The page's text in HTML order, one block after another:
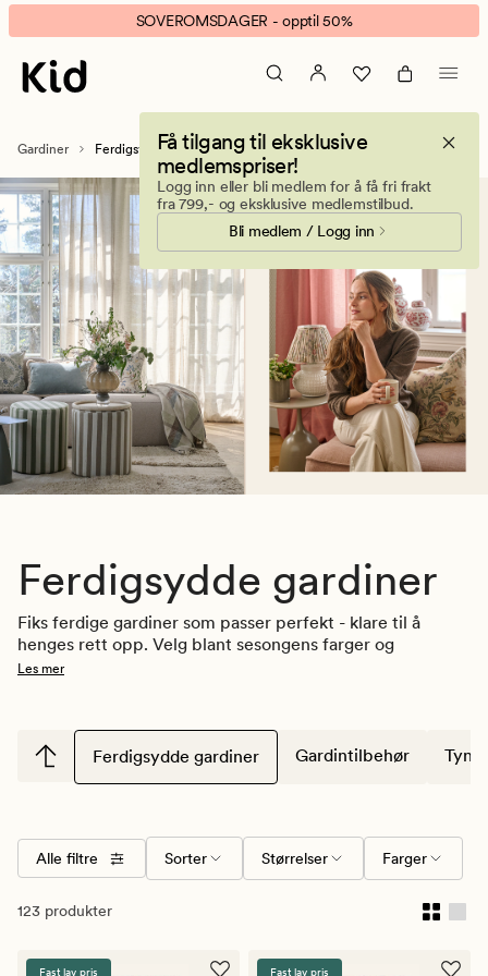
Ferdigsydde
gardiner
Kjøp
gardiner
banner.
Klikk
ESCAPE
pause.
SOVEROMSDAGER - opptil 50%
Få tilgang til eksklusive
medlemspriser!
Logg inn eller bli medlem for å få fri frakt
fra 799,- og eksklusive medlemstilbud.
Bli medlem / Logg inn
Gardiner Ferdigsydde gardiner
Ferdigsydde gardiner
Fiks ferdige gardiner som passer perfekt - klare til å
henges rett opp. Velg blant sesongens farger og
mønstre. Sjekk også ut vår
Medlemspriser: Husk å logge inn før du handler for å
aktiviserere dine gode medlemspriser!
Les mer
Ferdigsydde gardiner Gardintilbehør
Alle filtre Sorter Størrelser Farger
123 produkter
Fast lav pris Fast lav pris